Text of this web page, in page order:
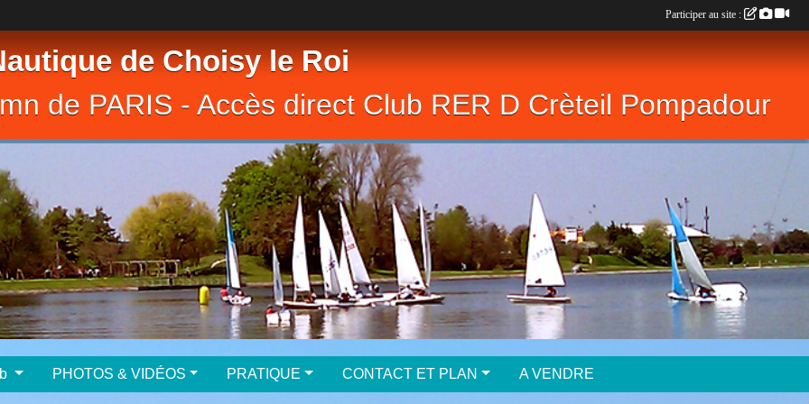
de Choisy le Roi
de PARIS - Accès direct Club RER D Crèteil Pompadour
PHOTOS & VIDÉOS PRATIQUE CONTACT ET PLAN A VENDRE
Participer au site :